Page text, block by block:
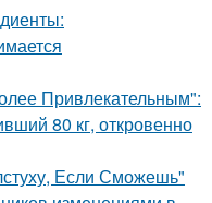
Привлекательным":
80 кг, откровенно
Если Сможешь"